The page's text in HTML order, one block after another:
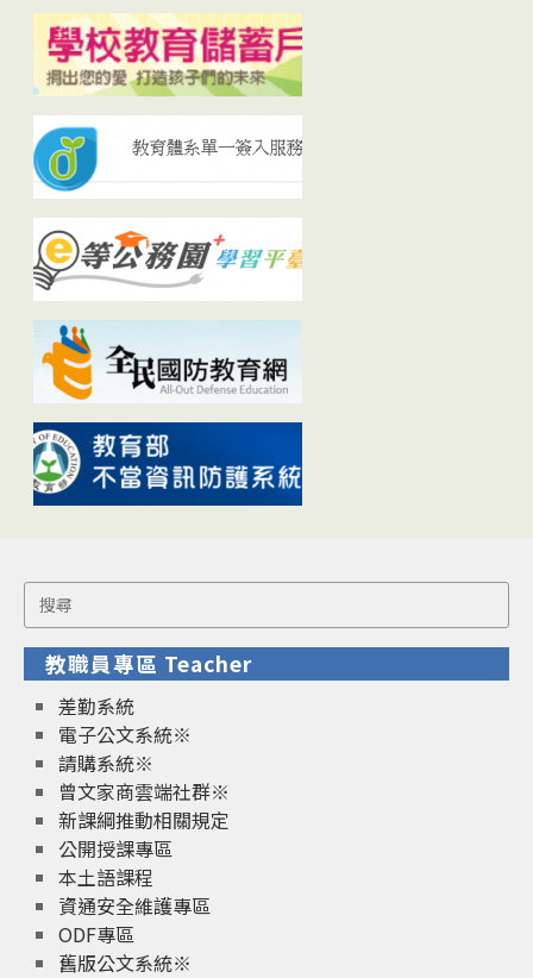
Search
for:
教職員專區 Teacher
差勤系統
電子公文系統※
請購系統※
曾文家商雲端社群※
新課綱推動相關規定
公開授課專區
本土語課程
資通安全維護專區
ODF專區
舊版公文系統※